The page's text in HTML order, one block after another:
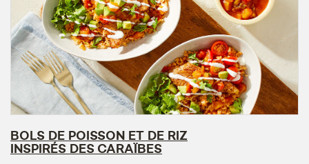
BOLS DE POISSON ET DE RIZ
INSPIRÉS DES CARAÏBES